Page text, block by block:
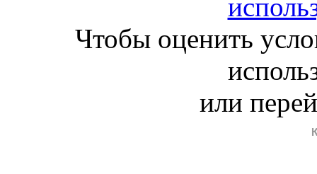
Чтобы оценить
или